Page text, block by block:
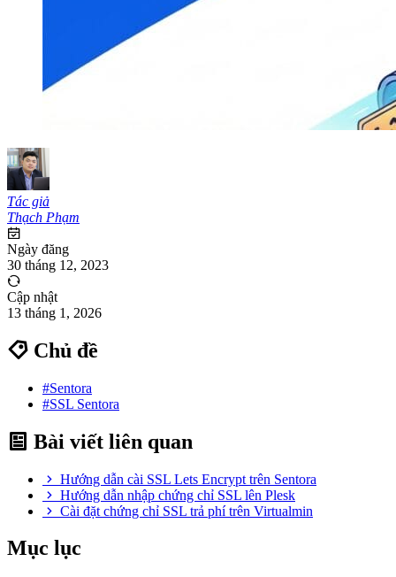
Tác giả
Thạch Phạm
Ngày đăng
30 tháng 12, 2023
Cập nhật
13 tháng 1, 2026
Chủ đề
#Sentora
#SSL Sentora
Bài viết liên quan
Hướng dẫn cài SSL Lets Encrypt trên Sentora
Hướng dẫn nhập chứng chỉ SSL lên Plesk
Cài đặt chứng chỉ SSL trả phí trên Virtualmin
Mục lục